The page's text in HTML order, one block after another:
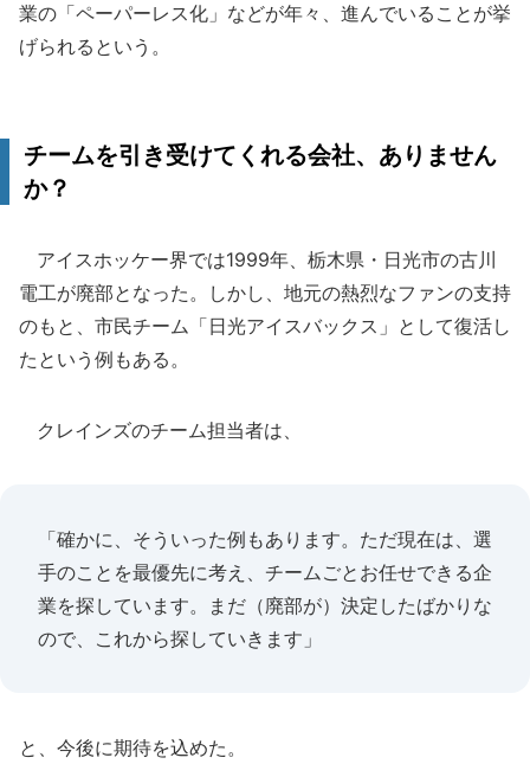
業の「ペーパーレス化」などが年々、進んでいることが挙
げられるという。
チームを引き受けてくれる会社、ありません
か？
アイスホッケー界では1999年、栃木県・日光市の古川
電工が廃部となった。しかし、地元の熱烈なファンの支持
のもと、市民チーム「日光アイスバックス」として復活し
たという例もある。
クレインズのチーム担当者は、
「確かに、そういった例もあります。ただ現在は、選
手のことを最優先に考え、チームごとお任せできる企
業を探しています。まだ（廃部が）決定したばかりな
ので、これから探していきます」
と、今後に期待を込めた。